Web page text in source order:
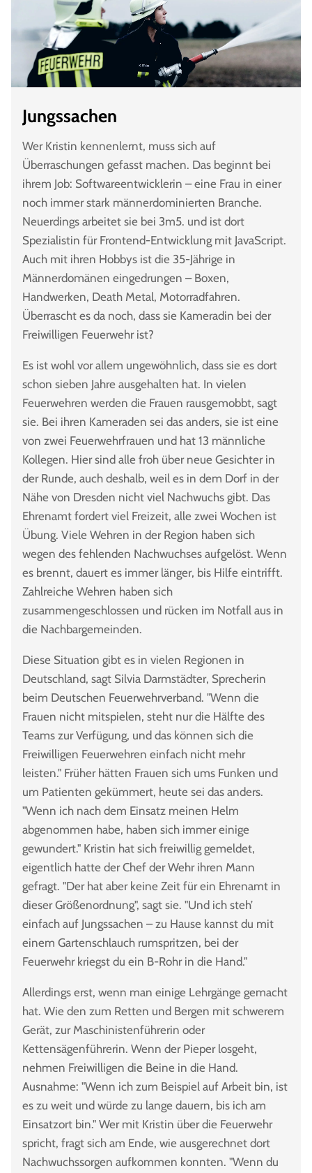
Jungssachen
Wer Kristin kennenlernt, muss sich auf
Überraschungen gefasst machen. Das beginnt bei
ihrem Job: Softwareentwicklerin – eine Frau in einer
noch immer stark männerdominierten Branche.
Neuerdings arbeitet sie bei 3m5. und ist dort
Spezialistin für Frontend-Entwicklung mit JavaScript.
Auch mit ihren Hobbys ist die 35-Jährige in
Männerdomänen eingedrungen – Boxen,
Handwerken, Death Metal, Motorradfahren.
Überrascht es da noch, dass sie Kameradin bei der
Freiwilligen Feuerwehr ist?
Es ist wohl vor allem ungewöhnlich, dass sie es dort
schon sieben Jahre ausgehalten hat. In vielen
Feuerwehren werden die Frauen rausgemobbt, sagt
sie. Bei ihren Kameraden sei das anders, sie ist eine
von zwei Feuerwehrfrauen und hat 13 männliche
Kollegen. Hier sind alle froh über neue Gesichter in
der Runde, auch deshalb, weil es in dem Dorf in der
Nähe von Dresden nicht viel Nachwuchs gibt. Das
Ehrenamt fordert viel Freizeit, alle zwei Wochen ist
Übung. Viele Wehren in der Region haben sich
wegen des fehlenden Nachwuchses aufgelöst. Wenn
es brennt, dauert es immer länger, bis Hilfe eintrifft.
Zahlreiche Wehren haben sich
zusammengeschlossen und rücken im Notfall aus in
die Nachbargemeinden.
Diese Situation gibt es in vielen Regionen in
Deutschland, sagt Silvia Darmstädter, Sprecherin
beim Deutschen Feuerwehrverband. "Wenn die
Frauen nicht mitspielen, steht nur die Hälfte des
Teams zur Verfügung, und das können sich die
Freiwilligen Feuerwehren einfach nicht mehr
leisten." Früher hätten Frauen sich ums Funken und
um Patienten gekümmert, heute sei das anders.
"Wenn ich nach dem Einsatz meinen Helm
abgenommen habe, haben sich immer einige
gewundert." Kristin hat sich freiwillig gemeldet,
eigentlich hatte der Chef der Wehr ihren Mann
gefragt. "Der hat aber keine Zeit für ein Ehrenamt in
dieser Größenordnung", sagt sie. "Und ich steh’
einfach auf Jungssachen – zu Hause kannst du mit
einem Gartenschlauch rumspritzen, bei der
Feuerwehr kriegst du ein B-Rohr in die Hand."
Allerdings erst, wenn man einige Lehrgänge gemacht
hat. Wie den zum Retten und Bergen mit schwerem
Gerät, zur Maschinistenführerin oder
Kettensägenführerin. Wenn der Pieper losgeht,
nehmen Freiwilligen die Beine in die Hand.
Ausnahme: "Wenn ich zum Beispiel auf Arbeit bin, ist
es zu weit und würde zu lange dauern, bis ich am
Einsatzort bin." Wer mit Kristin über die Feuerwehr
spricht, fragt sich am Ende, wie ausgerechnet dort
Nachwuchssorgen aufkommen konnten. "Wenn du